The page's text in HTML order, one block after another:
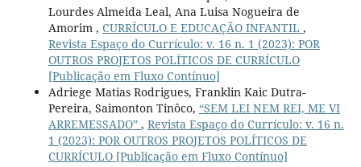
Lourdes Almeida Leal, Ana Luisa Nogueira de
Amorim , CURRÍCULO E EDUCAÇÃO INFANTIL ,
Revista Espaço do Currículo: v. 16 n. 1 (2023): POR
OUTROS PROJETOS POLÍTICOS DE CURRÍCULO
[Publicação em Fluxo Contínuo]
Adriege Matias Rodrigues, Franklin Kaic Dutra-
Pereira, Saimonton Tinôco, “SEM LEI NEM REI, ME VI
ARREMESSADO” , Revista Espaço do Currículo: v. 16 n.
1 (2023): POR OUTROS PROJETOS POLÍTICOS DE
CURRÍCULO [Publicação em Fluxo Contínuo]